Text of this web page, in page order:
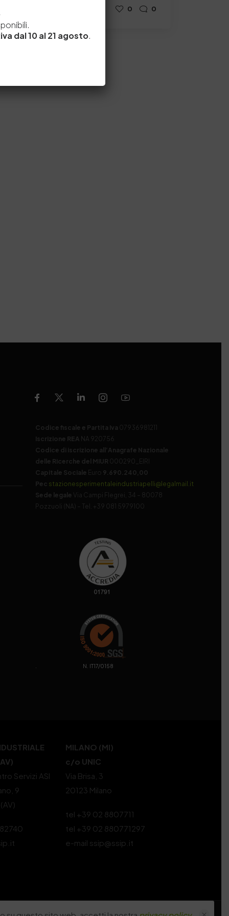
0 0
Codice fiscale e Partita Iva 07936981211
Iscrizione REA NA 920756
Codice di iscrizione all’Anagrafe Nazionale
delle Ricerche del MIUR 000290_EIRI
Capitale Sociale Euro 9.690.240,00
Pec stazionesperimentaleindustriapelli@legalmail.it
Sede legale
Via Campi Flegrei, 34 – 80078
Pozzuoli (NA) – Tel. +39 081 5979100
. N. IT17/0158
Servizi ASI
9
MILANO (MI)
c/o UNIC
Via Brisa, 3
20123 Milano
tel +39 02 8807711
tel +39 02 880771297
e-mail ssip@ssip.it
dal 10 al 21 agosto.